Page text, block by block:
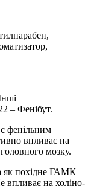
– Фенібут.
фенільним
впливає на
мозку.
як похідне ГАМК
впливає на холіно-